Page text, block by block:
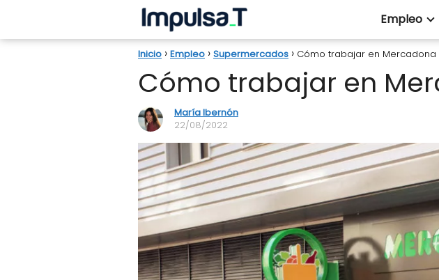
Empleo
Inicio Empleo Supermercados Cómo trabajar en Mercadona
Cómo trabajar en
María Ibernón
22/08/2022